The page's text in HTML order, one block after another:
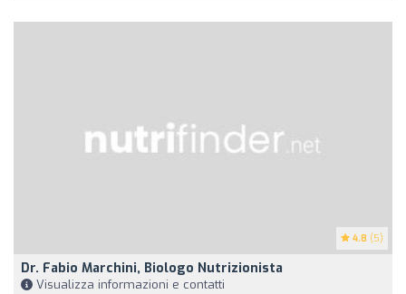
4.8 (5)
Dr. Fabio Marchini, Biologo Nutrizionista
Visualizza informazioni e contatti